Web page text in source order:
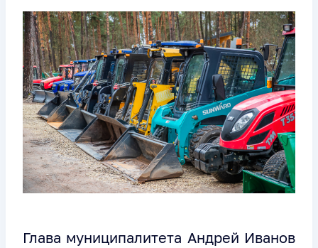
Глава муниципалитета Андрей Иванов